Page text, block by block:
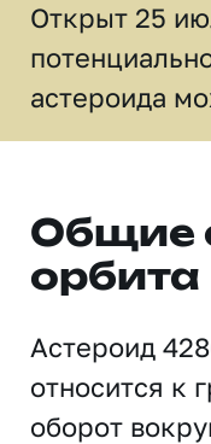
Открыт 25
астероида
Общие
орбита
Астероид
относится к
оборот